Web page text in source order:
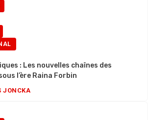
: Les nouvelles chaînes des
l’ère Raina Forbin
JONCKA